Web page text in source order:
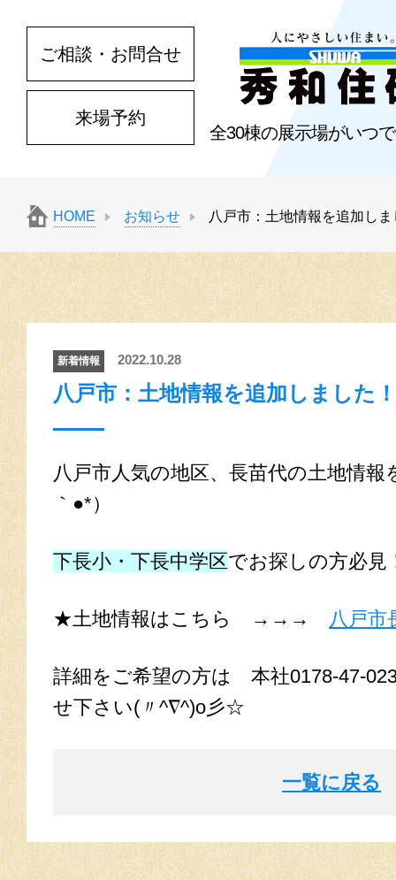
全30棟の展示場がいつ
ご相談・お問合せ
来場予約
HOME お知らせ 八戸市：土地情報を追加しま
新着情報 2022.10.28
八戸市：土地情報を追加しました！
八戸市人気の地区、長苗代の土地情
｀●*）ゝ
下長小・下長中学区でお探しの方必見
★土地情報はこちら →→→ 八戸市
詳細をご希望の方は 本社0178-47-
せ下さい(〃^∇^)o彡☆
一覧に戻る